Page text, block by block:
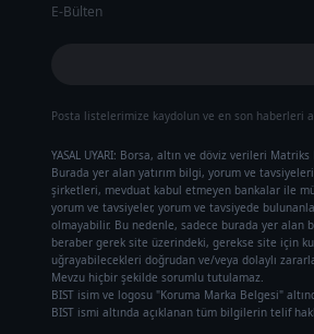
E-Bülten
Posta listelerimize kaydolun ve en son haberleri
YASAL UYARI: Borsa, altın ve döviz verileri
Burada yer alan yatırım bilgi, yorum ve tavsiyeleri
şirketleri, mevduat kabul etmeyen bankalar ile
yorum ve tavsiyeler, yorum ve tavsiyede
olmayabilir. Bu nedenle, sadece burada yer alan
beraber gerek site üzerindeki, gerekse site için
uğrayabilecekleri doğrudan ve/veya dolaylı
Mevzu hiçbir şekilde sorumlu tutulamaz.
BIST isim ve logosu "Koruma Marka Belgesi"
BIST ismi altında açıklanan tüm bilgilerin telif